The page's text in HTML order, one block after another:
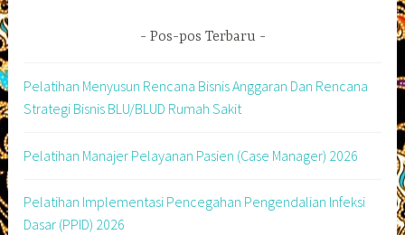
Pos-pos Terbaru
Pelatihan Menyusun Rencana Bisnis Anggaran Dan Rencana
Strategi Bisnis BLU/BLUD Rumah Sakit
Pelatihan Manajer Pelayanan Pasien (Case Manager) 2026
Pelatihan Implementasi Pencegahan Pengendalian Infeksi
Dasar (PPID) 2026